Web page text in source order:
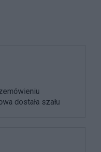
dostała szału